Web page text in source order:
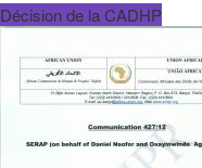
Décision de la CADHP